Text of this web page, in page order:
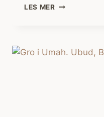
LES MERDETTE